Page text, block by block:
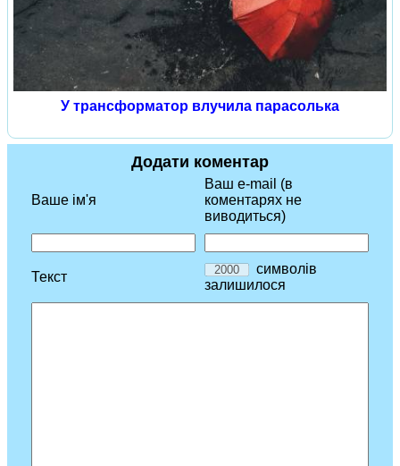
У трансформатор влучила парасолька
Додати коментар
Ваше ім'я
Ваш e-mail (в
коментарях не
виводиться)
Текст
символів
залишилося